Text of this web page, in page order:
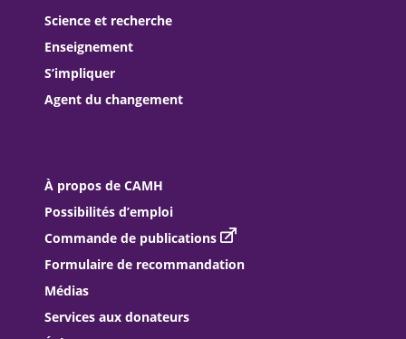
Science et recherche
Enseignement
S’impliquer
Agent du changement
À propos de CAMH
Possibilités d’emploi
Commande de publications
Formulaire de recommandation
Médias
Services aux donateurs